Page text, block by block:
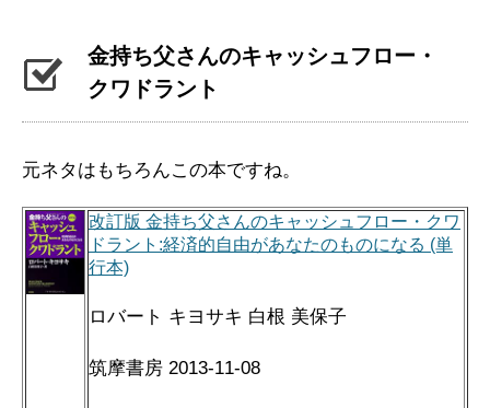
金持ち父さんのキャッシュフロー・
クワドラント
元ネタはもちろんこの本ですね。
改訂版 金持ち父さんのキャッシュフロー・クワ
ドラント:経済的自由があなたのものになる (単
行本)
ロバート キヨサキ 白根 美保子
筑摩書房 2013-11-08